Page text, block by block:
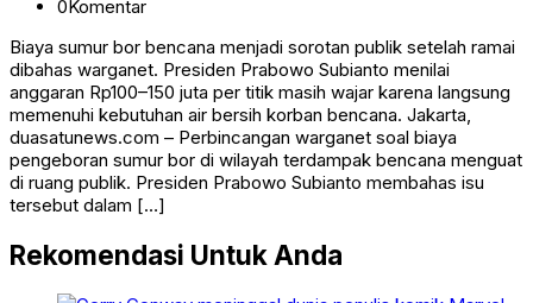
0Komentar
Biaya sumur bor bencana menjadi sorotan publik setelah ramai
dibahas warganet. Presiden Prabowo Subianto menilai
anggaran Rp100–150 juta per titik masih wajar karena langsung
memenuhi kebutuhan air bersih korban bencana. Jakarta,
duasatunews.com – Perbincangan warganet soal biaya
pengeboran sumur bor di wilayah terdampak bencana menguat
di ruang publik. Presiden Prabowo Subianto membahas isu
tersebut dalam […]
Rekomendasi Untuk Anda